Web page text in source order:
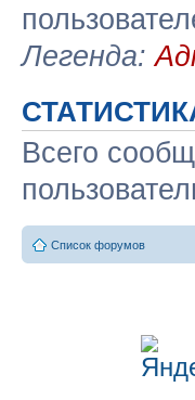
Легенда:
Всего
Список форумов